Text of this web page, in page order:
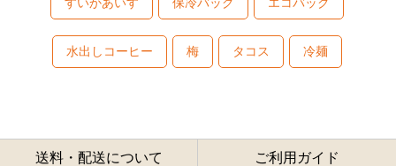
水出しコーヒー 梅 タコス 冷麺
送料・配送について ご利用ガイド